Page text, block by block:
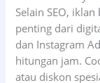
Selain SEO,
penting dari
dan Instagram
hitungan jam.
atau diskon